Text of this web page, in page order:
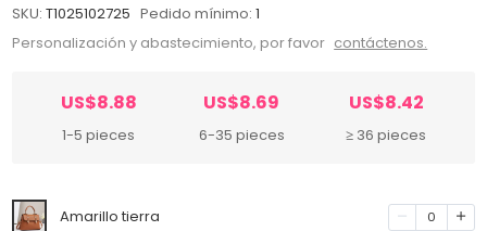
SKU: T1025102725 Pedido mínimo: 1
Personalización y abastecimiento, por favor contáctenos.
US$8.88
1-5 pieces
US$8.69
6-35 pieces
US$8.42
≥ 36 pieces
Amarillo tierra 0